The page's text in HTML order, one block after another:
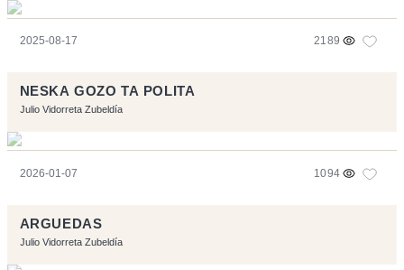
2025-08-17 2189
NESKA GOZO TA POLITA
Julio Vidorreta Zubeldía
2026-01-07 1094
ARGUEDAS
Julio Vidorreta Zubeldía